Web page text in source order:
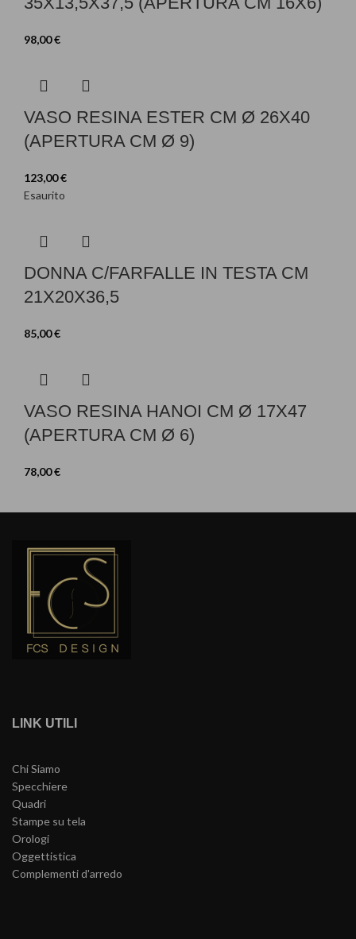
98,00€
VASO RESINA ESTER CM Ø 26X40
(APERTURA CM Ø 9)
123,00€
Esaurito
DONNA C/FARFALLE IN TESTA CM
21X20X36,5
85,00€
VASO RESINA HANOI CM Ø 17X47
(APERTURA CM Ø 6)
78,00€
LINK UTILI
Chi Siamo
Specchiere
Quadri
Stampe su tela
Orologi
Oggettistica
Complementi d'arredo